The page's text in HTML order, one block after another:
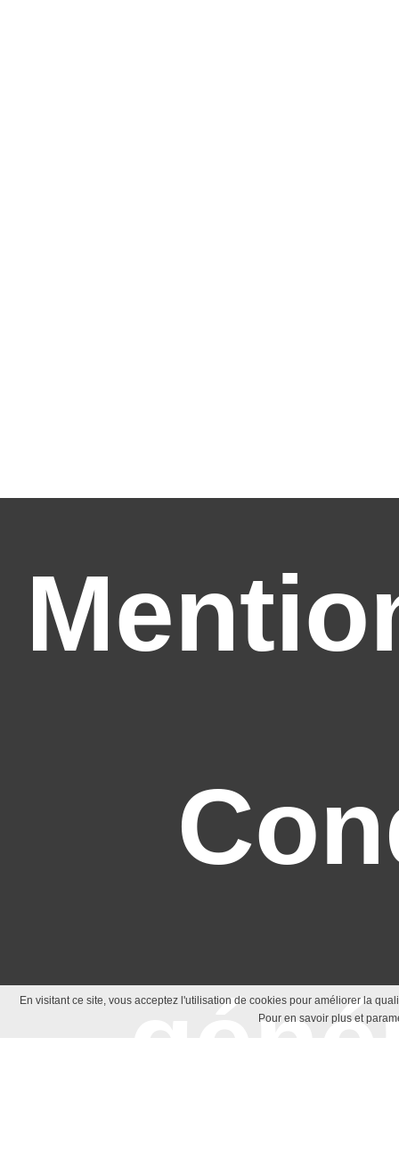
En visitant ce site, vous acceptez l'utilisation de cookies pour améliorer la
Pour en savoir plus et